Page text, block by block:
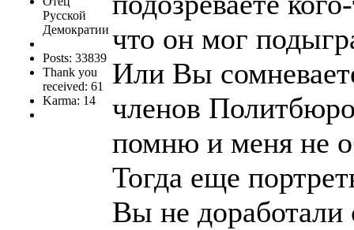
Русской
Демократии
Posts: 33839
Thank you
received: 61
Karma: 14
что он мог
Или Вы
членов
помню и меня не
Тогда еще
Вы не